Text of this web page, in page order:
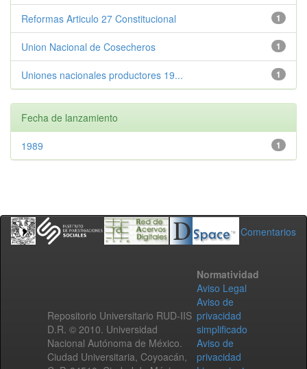
1
Reformas Articulo 27 Constitucional
1
Union Nacional de Cosecheros
1
Uniones nacionales productores 19...
Fecha de lanzamiento
1
1989
Comentarios
Repositorio Universitario RUD-IIS
D.R. © 2010. Universidad
Nacional Autónoma de México.
Ciudad Universitaria, Coyoacán,
Normatividad
Aviso Legal
Aviso de
privacidad
simplificado
Aviso de
privacidad